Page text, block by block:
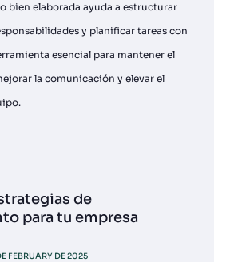
bien elaborada ayuda a estructurar
y planificar tareas con
esencial para mantener el
la comunicación y elevar el
de
para tu empresa
FEBRUARY DE 2025